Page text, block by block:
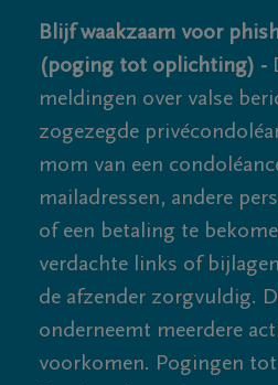
Blijf waakzaam voor
(poging tot oplichting) -
meldingen over valse
zogezegde
mom van een
mailadressen, andere
of een betaling te
verdachte links of
de afzender zorgvuldig.
onderneemt meerdere
voorkomen. Pogingen